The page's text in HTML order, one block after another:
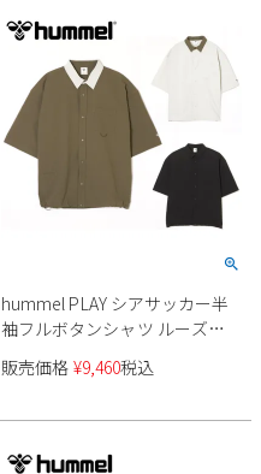
hummel PLAY シアサッカー半
袖フルボタンシャツ ルーズシ
ルエット 吸汗速乾 UVカット
HAW4237 ユニセックス
販売価格 ¥9,460税込